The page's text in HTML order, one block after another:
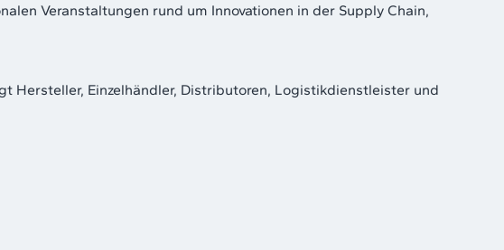
Veranstaltungen rund um Innovationen in der Supply Chain,
Hersteller, Einzelhändler, Distributoren, Logistikdienstleister und